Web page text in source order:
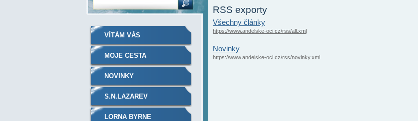
RSS exporty
Všechny články
https://www.andelske-oci.cz/rss/all.xml
Novinky
https://www.andelske-oci.cz/rss/novinky.xml
VÍTÁM VÁS
MOJE CESTA
NOVINKY
S.N.LAZAREV
LORNA BYRNE